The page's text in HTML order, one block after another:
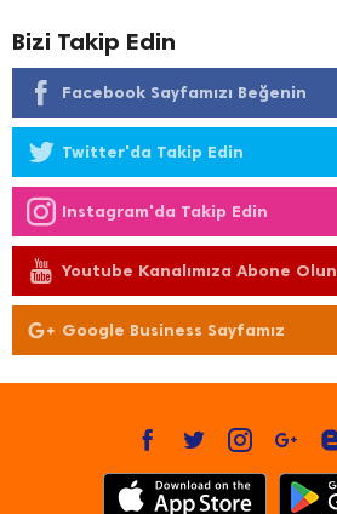
Bizi Takip Edin
Facebook Sayfamızı Beğenin
Twitter'da Takip Edin
Instagram'da Takip Edin
Youtube Kanalımıza Abone Olun
Google Business Sayfamız